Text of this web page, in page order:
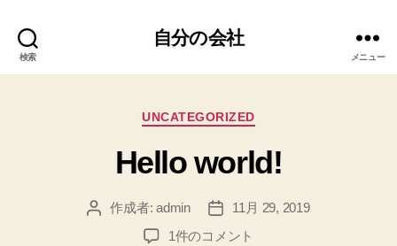
検索
自分の会社
メニュー
カ
ゴ
リ
UNCATEGORIZED
Hello world!
投
作成者:admin
投
稿
11月 29, 2019
Hello
1件のコメント